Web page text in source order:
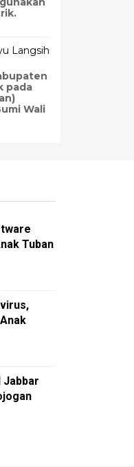
Langsih
pada
Wali
Tuban
Jabbar